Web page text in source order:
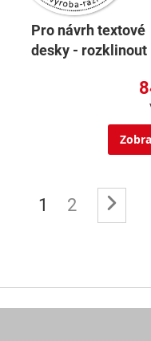
Pro návrh textové
desky - rozklinout
Právě si
1 Stránka
2